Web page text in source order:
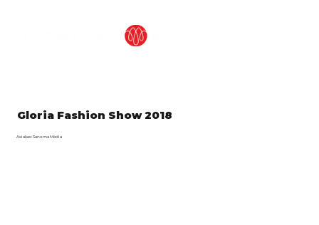
Gloria Fashion Show 2018
Asiakas: Sanoma Media